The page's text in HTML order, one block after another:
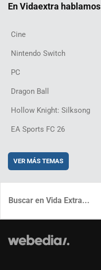
En Vidaextra
Cine
Nintendo Switch
PC
Dragon Ball
Hollow Knight: Silksong
EA Sports FC 26
VER MÁS TEMAS